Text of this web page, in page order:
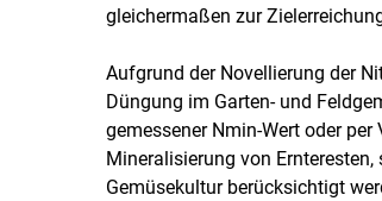
gleichermaßen zur
Aufgrund der Novellierung der
Düngung im Garten- und
gemessener Nmin-Wert oder
Mineralisierung von
Gemüsekultur berücksichtigt